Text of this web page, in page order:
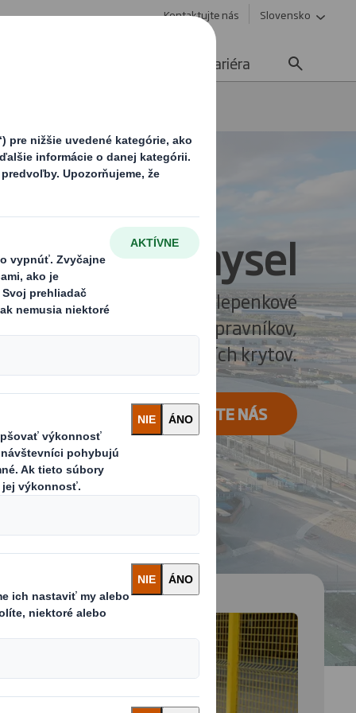
Kontaktujte nás Slovensko
Kariéra
pre priemysel
produkty KAYPAL® sú lepenkové
rôzne typy regálov, dopravníkov,
odstohovačov alebo sklápacích krytov.
KONTAKTUJTE NÁS
and next buttons to move between slides. Only